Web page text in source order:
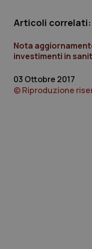
Articoli correlati:
Nota
investimenti in
03 Ottobre 2017
© Riproduzione